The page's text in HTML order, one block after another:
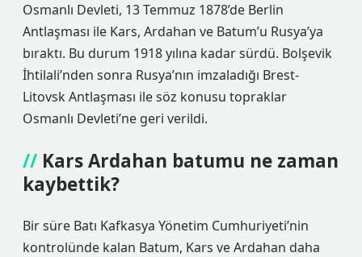
Osmanlı Devleti, 13 Temmuz 1878’de Berlin
Antlaşması ile Kars, Ardahan ve Batum’u Rusya’ya
bıraktı. Bu durum 1918 yılına kadar sürdü. Bolşevik
İhtilali’nden sonra Rusya’nın imzaladığı Brest-
Litovsk Antlaşması ile söz konusu topraklar
Osmanlı Devleti’ne geri verildi.
Kars Ardahan batumu ne zaman
kaybettik?
Bir süre Batı Kafkasya Yönetim Cumhuriyeti’nin
kontrolünde kalan Batum, Kars ve Ardahan daha